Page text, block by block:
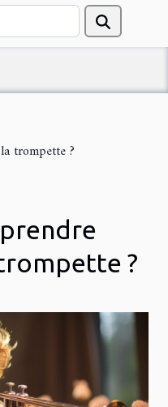
trompette ?
?